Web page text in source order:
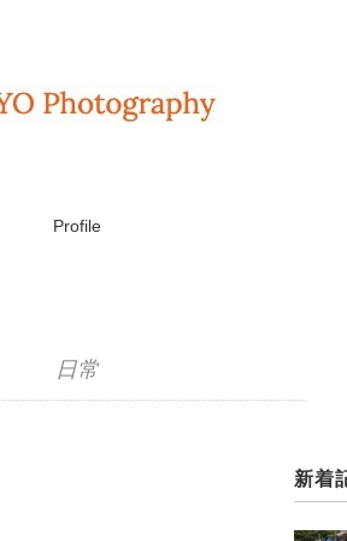
Profile
日常
新着